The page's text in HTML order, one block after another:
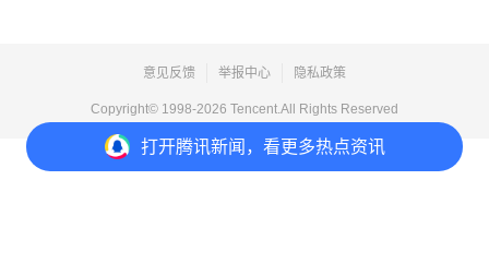
打开腾讯新闻，看更多热点资讯
意见反馈 举报中心 隐私政策
Copyright© 1998-2026 Tencent.All Rights Reserved